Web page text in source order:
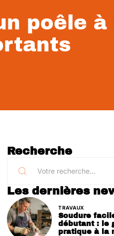
poêle à
Recherche
Les dernières
TRAVAUX
Soudure
débutant : le
pratique à la